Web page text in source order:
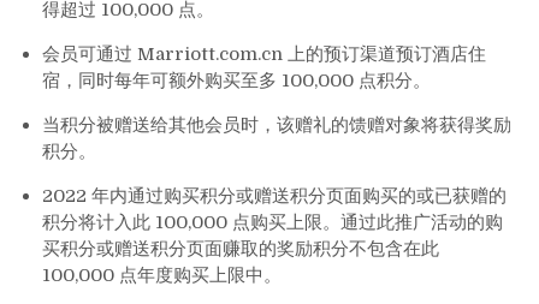
得超过 100,000 点。
会员可通过 Marriott.com.cn 上的预订渠道预订酒店住
宿，同时每年可额外购买至多 100,000 点积分。
当积分被赠送给其他会员时，该赠礼的馈赠对象将获得奖励
积分。
2022 年内通过购买积分或赠送积分页面购买的或已获赠的
积分将计入此 100,000 点购买上限。通过此推广活动的购
买积分或赠送积分页面赚取的奖励积分不包含在此
100,000 点年度购买上限中。